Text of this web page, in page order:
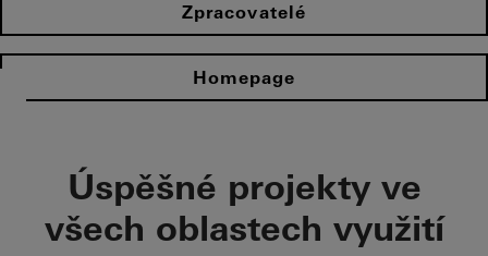
Zpracovatelé
Homepage
Úspěšné projekty ve
všech oblastech využití